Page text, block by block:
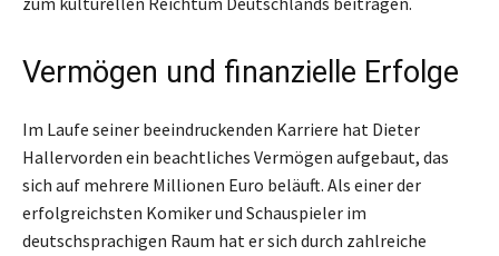
Vermögen und finanzielle Erfolge
Im Laufe seiner beeindruckenden Karriere hat Dieter
Hallervorden ein beachtliches Vermögen aufgebaut, das
sich auf mehrere Millionen Euro beläuft. Als einer der
erfolgreichsten Komiker und Schauspieler im
deutschsprachigen Raum hat er sich durch zahlreiche